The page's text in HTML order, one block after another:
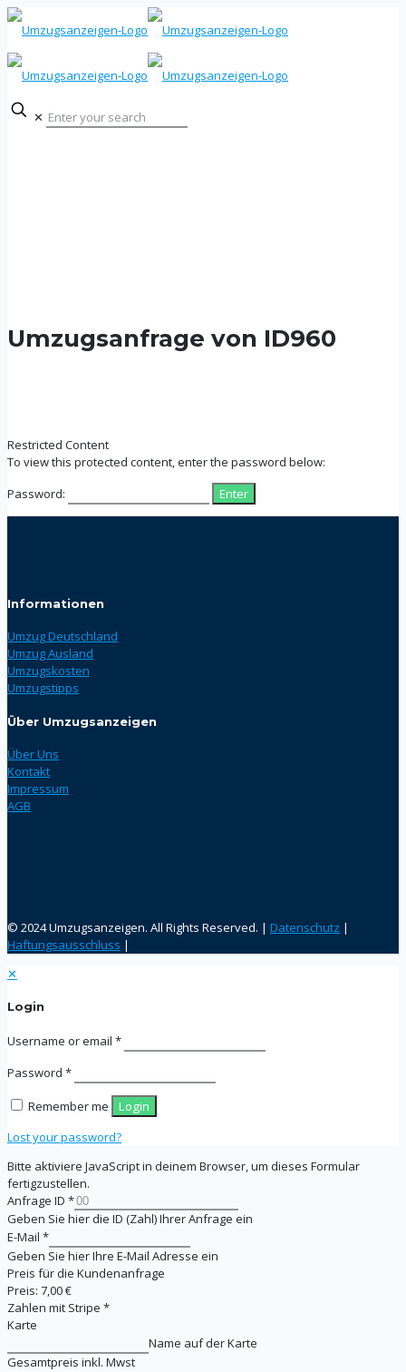
✕
Umzugsanfrage von ID960
Restricted Content
To view this protected content, enter the password below:
Password:
Informationen
Umzug Deutschland
Umzug Ausland
Umzugskosten
Umzugstipps
Über Umzugsanzeigen
Über Uns
Kontakt
Impressum
AGB
© 2024 Umzugsanzeigen. All Rights Reserved. | Datenschutz |
Haftungsausschluss |
✕
Login
Username or email *
Password *
Remember me
Login
Lost your password?
Bitte aktiviere JavaScript in deinem Browser, um dieses Formular
fertigzustellen.
Anfrage ID *
Geben Sie hier die ID (Zahl) Ihrer Anfrage ein
E-Mail *
Geben Sie hier Ihre E-Mail Adresse ein
Preis für die Kundenanfrage
Preis: 7,00 €
Zahlen mit Stripe *
Karte
Name auf der Karte
Gesamtpreis inkl. Mwst